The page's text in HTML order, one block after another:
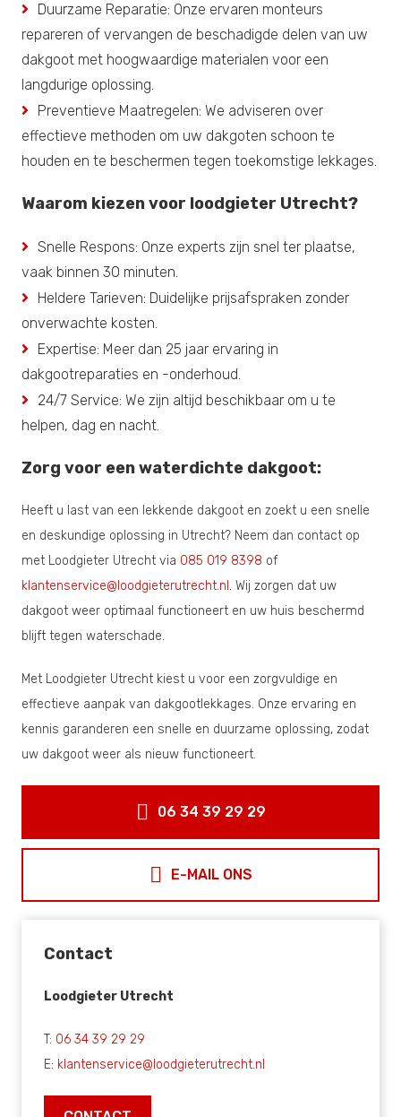
Contact
Loodgieter Utrecht
T: 06 34 39 29 29
E: klantenservice@loodgieterutrecht.nl
Duurzame Reparatie: Onze ervaren monteurs
repareren of vervangen de beschadigde delen van uw
dakgoot met hoogwaardige materialen voor een
langdurige oplossing.
Preventieve Maatregelen: We adviseren over
effectieve methoden om uw dakgoten schoon te
houden en te beschermen tegen toekomstige lekkages.
Waarom kiezen voor loodgieter Utrecht?
Snelle Respons: Onze experts zijn snel ter plaatse,
vaak binnen 30 minuten.
Heldere Tarieven: Duidelijke prijsafspraken zonder
onverwachte kosten.
Expertise: Meer dan 25 jaar ervaring in
dakgootreparaties en -onderhoud.
24/7 Service: We zijn altijd beschikbaar om u te
helpen, dag en nacht.
Zorg voor een waterdichte dakgoot:
Heeft u last van een lekkende dakgoot en zoekt u een snelle
en deskundige oplossing in Utrecht? Neem dan contact op
met Loodgieter Utrecht via 085 019 8398 of
klantenservice@loodgieterutrecht.nl . Wij zorgen dat uw
dakgoot weer optimaal functioneert en uw huis beschermd
blijft tegen waterschade.
Met Loodgieter Utrecht kiest u voor een zorgvuldige en
effectieve aanpak van dakgootlekkages. Onze ervaring en
kennis garanderen een snelle en duurzame oplossing, zodat
uw dakgoot weer als nieuw functioneert.
06 34 39 29 29
E-MAIL ONS